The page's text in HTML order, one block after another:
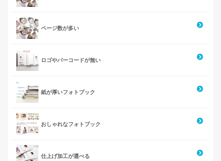
ページ数が多い
ロゴやバーコードが無い
紙が厚いフォトブック
おしゃれなフォトブック
仕上げ加工が選べる